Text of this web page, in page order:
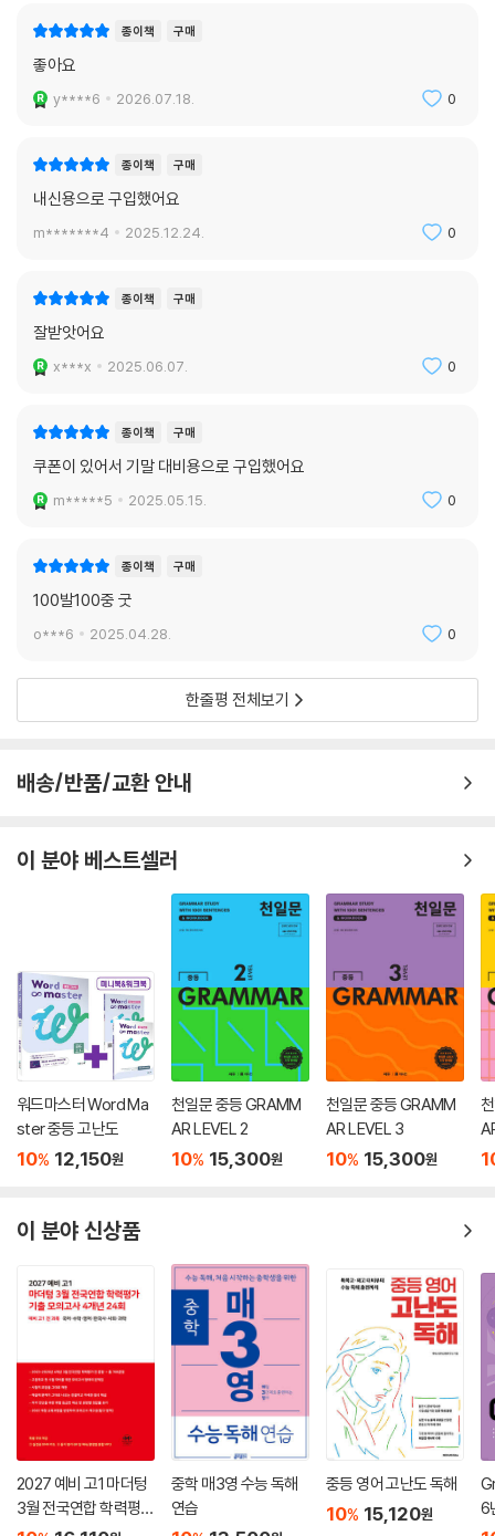
8. 교과서 본문 손으로 익히기
교과서 본문을 문장 단위로 다시 써봄으로써 자기주도적인 반복 학습이 가
9. X-10(특별부록)
Part I(시험대비 암기노트)
- 교과서 어휘 및 표현, 대화 2단계, 본문 5단계의 단계별 쓰기 강화 훈련
Part II(최종점검 모의고사)
- 실제 기출 문제와 동일한 유형의 문제들을 단원별로 풀어봄으로써 실전
에서 고득점을 받을 수 있도록 구성
종이책 구매
좋아요
y****6 2026.07.18. 0
종이책 구매
내신용으로 구입했어요
m*******4 2025.12.24. 0
종이책 구매
잘받앗어요
x***x 2025.06.07. 0
종이책 구매
쿠폰이 있어서 기말 대비용으로 구입했어요
m*****5 2025.05.15. 0
종이책 구매
100발100중 굿
o***6 2025.04.28. 0
한줄평 전체보기
배송/반품/교환 안내
이 분야 베스트셀러
워드마스터 Word Ma
ster 중등 고난도
10% 12,150원
천일문 중등 GRAMM
AR LEVEL 2
10% 15,300원
천일문 중등 GRAMM
AR LEVEL 3
10% 15,300원
이 분야 신상품
2027 예비 고1 마더텅
3월 전국연합 학력평가
중학 매3영 수능 독해
연습
중등 영어 고난도 독해
10% 15,120원
6